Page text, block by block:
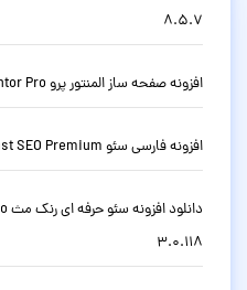
8.5.7
افزونه صفحه ساز المنتور پرو Elementor Pro وردپرس نسخه 4.2.1
افزونه فارسی سئو Yoast SEO Premium وردپرس نسخه حرفه ای 28.1
3.0.118